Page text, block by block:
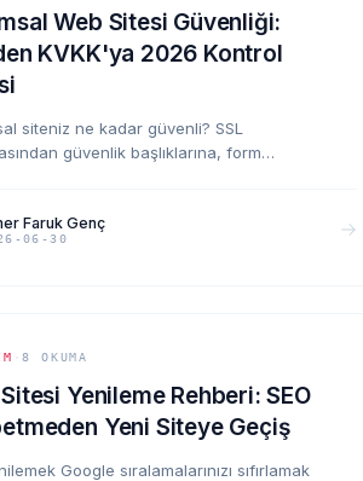
Web Sitesi Güvenliği:
KVKK'ya 2026 Kontrol
siteniz ne kadar güvenli? SSL
güvenlik başlıklarına, form
Faruk Genç
06-30
·8 OKUMA
Yenileme Rehberi: SEO
Yeni Siteye Geçiş
Google sıralamalarınızı sıfırlamak